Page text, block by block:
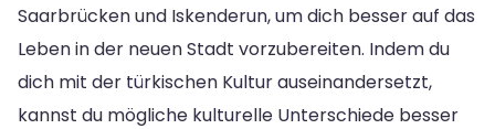
Saarbrücken und Iskenderun, um dich besser auf das
Leben in der neuen Stadt vorzubereiten. Indem du
dich mit der türkischen Kultur auseinandersetzt,
kannst du mögliche kulturelle Unterschiede besser